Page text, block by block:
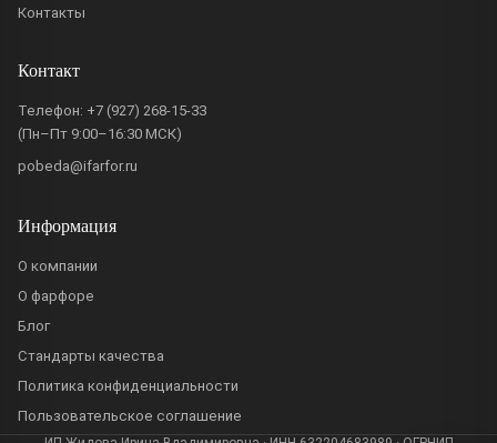
Контакты
Контакт
Телефон: +7 (927) 268-15-33
(Пн–Пт 9:00–16:30 МСК)
pobeda@ifarfor.ru
Информация
О компании
О фарфоре
Блог
Стандарты качества
Политика конфиденциальности
Пользовательское соглашение